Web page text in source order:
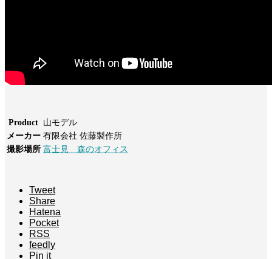
Product 山モデル
メーカー 有限会社 佐藤製作所
撮影場所 富士見 森のオフィス
Tweet
Share
Hatena
Pocket
RSS
feedly
Pin it